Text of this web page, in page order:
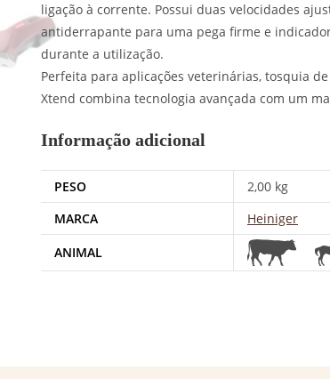
ligação à corrente. Possui duas velocidades
antiderrapante para uma pega firme e
durante a utilização.
Perfeita para aplicações veterinárias, tosquia
Xtend combina tecnologia avançada com um
Informação adicional
PESO
2,00 kg
MARCA
Heiniger
ANIMAL